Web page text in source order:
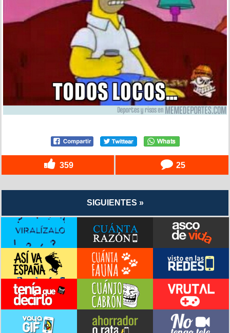
359 25
SIGUIENTES »